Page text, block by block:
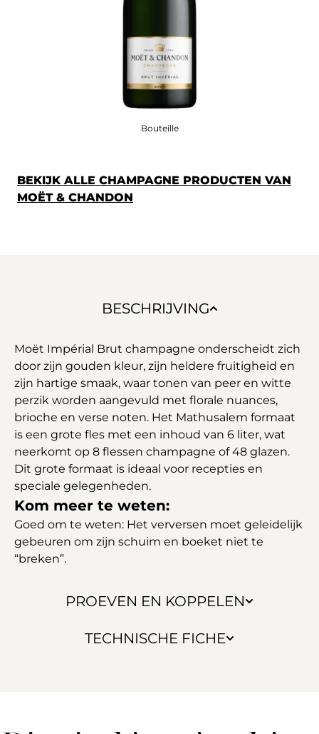
Bouteille
BEKIJK ALLE CHAMPAGNE PRODUCTEN VAN
MOËT & CHANDON
BESCHRIJVING
PROEVEN EN KOPPELEN
TECHNISCHE FICHE
Moët Impérial Brut champagne onderscheidt zich
door zijn gouden kleur, zijn heldere fruitigheid en
zijn hartige smaak, waar tonen van peer en witte
perzik worden aangevuld met florale nuances,
brioche en verse noten. Het Mathusalem formaat
is een grote fles met een inhoud van 6 liter, wat
neerkomt op 8 flessen champagne of 48 glazen.
Dit grote formaat is ideaal voor recepties en
speciale gelegenheden.
Kom meer te weten:
Goed om te weten: Het verversen moet geleidelijk
gebeuren om zijn schuim en boeket niet te
“breken”.